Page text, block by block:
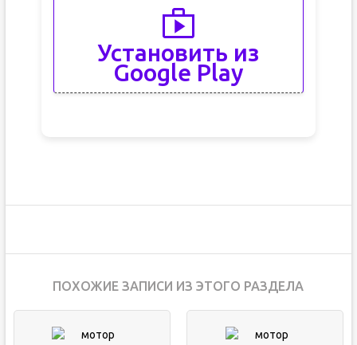
Установить из
Google Play
ПОХОЖИЕ ЗАПИСИ ИЗ ЭТОГО РАЗДЕЛА